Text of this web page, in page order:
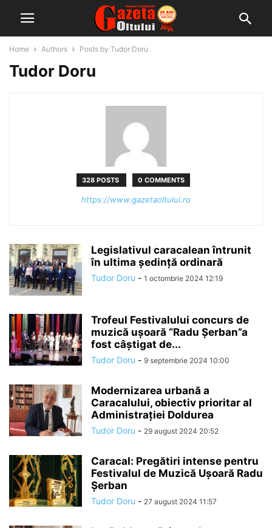
Home Authors Posts by Tudor Doru
Tudor Doru
328 POSTS 0 COMMENTS
https://www.gazetaoltului.ro
Legislativul caracalean întrunit
în ultima ședință ordinară
Tudor Doru - 1 octombrie 2024 12:19
Trofeul Festivalului concurs de
muzică ușoară “Radu Șerban”a
fost câștigat de...
Tudor Doru - 9 septembrie 2024 10:00
Modernizarea urbană a
Caracalului, obiectiv prioritar al
Administrației Doldurea
Tudor Doru - 29 august 2024 20:52
Caracal: Pregătiri intense pentru
Festivalul de Muzică Ușoară Radu
Șerban
Tudor Doru - 27 august 2024 11:57